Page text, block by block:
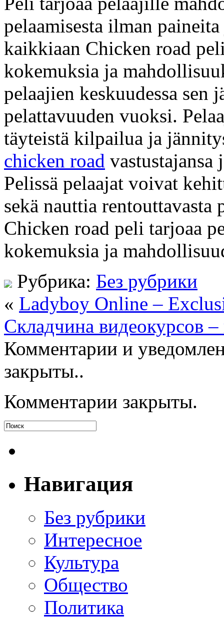
pelaamisesta ilman
kaikkiaan Chicken road
kokemuksia ja
pelaajien keskuudessa sen
pelattavuuden vuoksi.
täyteistä kilpailua ja
chicken road vastustajansa
Pelissä pelaajat voivat
sekä nauttia rentouttavasta
Chicken road peli tarjoaa
kokemuksia ja
Рубрика: Без рубрики
« Ladyboy Online –
Складчина видеокурсов
Комментарии и
закрыты..
Комментарии закрыты.
Навигация
Без рубрики
Интересное
Культура
Общество
Политика